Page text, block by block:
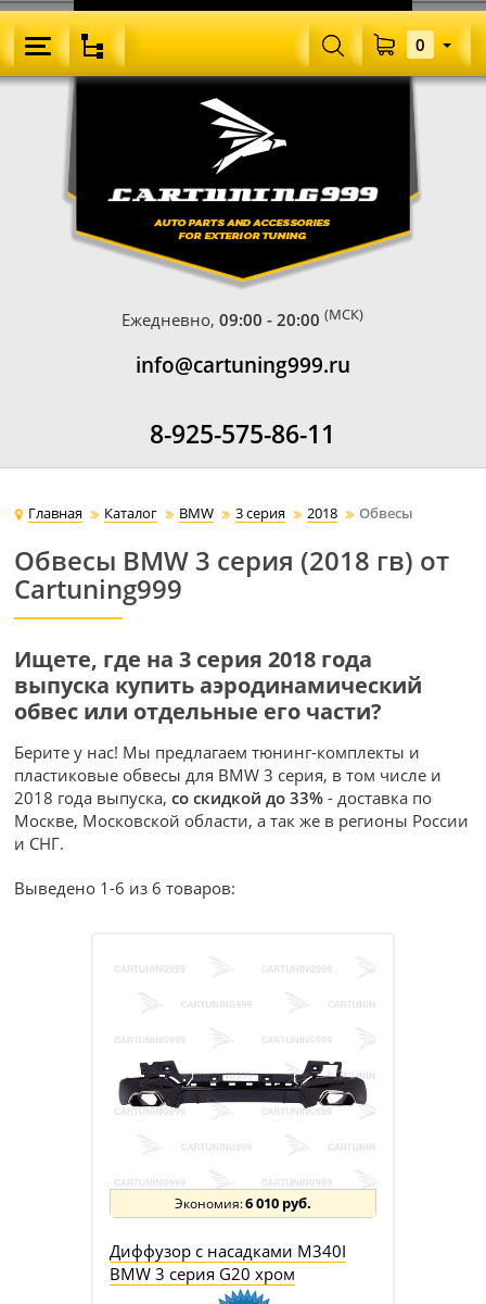
Ежедневно,09:00 - 20:00 (МСК)
info@cartuning999.ru
8-925-575-86-11
0
Главная Каталог BMW 3 серия 2018 Обвесы
Обвесы BMW 3 серия (2018 гв) от
Cartuning999
Ищете, где на 3 серия 2018 года
выпуска купить аэродинамический
обвес или отдельные его части?
Берите у нас! Мы предлагаем тюнинг-комплекты и
пластиковые обвесы для BMW 3 серия, в том числе и
2018 года выпуска,со скидкой до 33% - доставка по
Москве, Московской области, а так же в регионы России
и СНГ.
Выведено 1-6 из 6 товаров:
6 010 руб.
Диффузор с насадками M340I
BMW 3 серия G20 хром